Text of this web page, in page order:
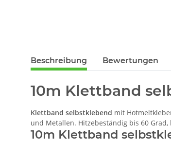
Beschreibung Bewertungen
10m Klettband
Klettband selbstklebend mit
und Metallen. Hitzebeständig bis 60
10m Klettband